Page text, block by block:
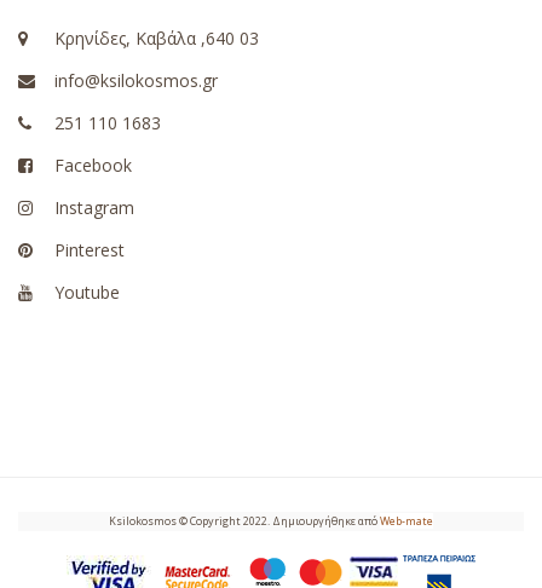
Κρηνίδες, Καβάλα ,640 03
info@ksilokosmos.gr
251 110 1683
Facebook
Instagram
Pinterest
Youtube
Ksilokosmos © Copyright 2022. Δημιουργήθηκε απόWeb-mate